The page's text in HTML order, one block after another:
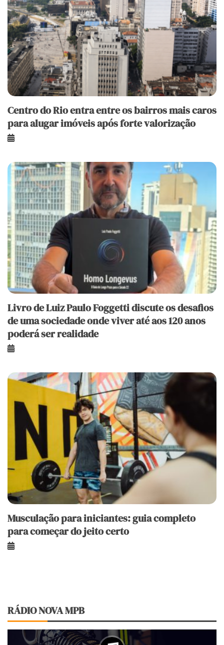
Centro do Rio entra entre os bairros mais caros
para alugar imóveis após forte valorização
Livro de Luiz Paulo Foggetti discute os desafios
de uma sociedade onde viver até aos 120 anos
poderá ser realidade
Musculação para iniciantes: guia completo
para começar do jeito certo
RÁDIO NOVA MPB